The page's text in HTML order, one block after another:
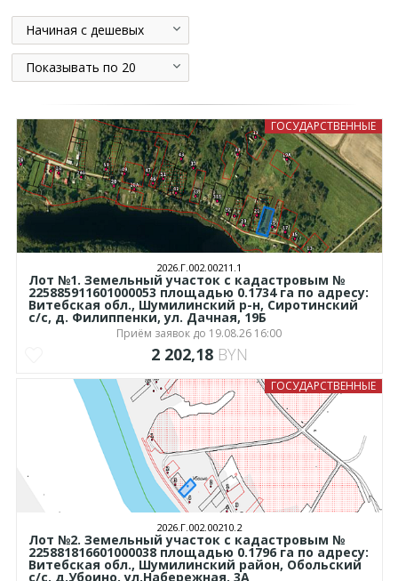
Начиная с дешевых
Показывать по 20
ГОСУДАРСТВЕННЫЕ
2026.Г.002.00211.1
Лот №1. Земельный участок с кадастровым №
225885911601000053 площадью 0.1734 га по адресу:
Витебская обл., Шумилинский р-н, Сиротинский
с/с, д. Филиппенки, ул. Дачная, 19Б
Приём заявок до 19.08.26 16:00
2 202,18 BYN
ГОСУДАРСТВЕННЫЕ
2026.Г.002.00210.2
Лот №2. Земельный участок с кадастровым №
225881816601000038 площадью 0.1796 га по адресу:
Витебская обл., Шумилинский район, Обольский
с/с, д.Убоино, ул.Набережная, 3А